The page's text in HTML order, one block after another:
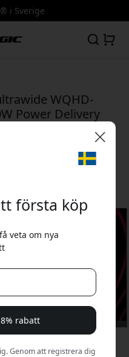
i Sverige
WQHD-
Power Delivery
- Rymdgrå
första köp
veta om nya
rabatt
Genom att registrera dig